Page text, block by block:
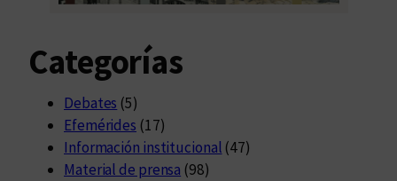
Categorías
Debates (5)
Efemérides (17)
Información institucional (47)
Material de prensa (98)